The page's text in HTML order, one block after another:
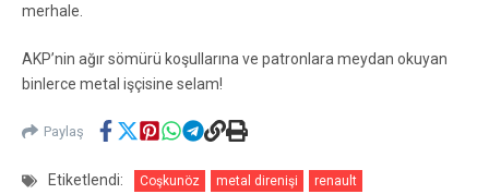
merhale.
AKP’nin ağır sömürü koşullarına ve patronlara meydan okuyan
binlerce metal işçisine selam!
Paylaş
Etiketlendi: Coşkunöz metal direnişi
renault